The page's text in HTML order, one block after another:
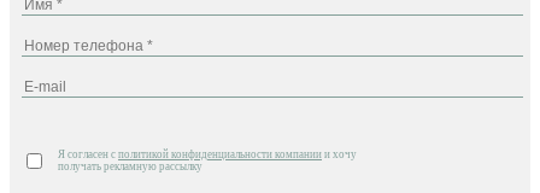
Я согласен с политикой конфиденциальности компании и хочу
получать рекламную рассылку